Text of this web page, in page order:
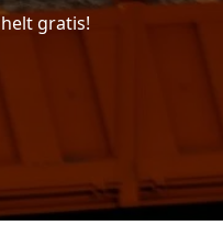
gratis!